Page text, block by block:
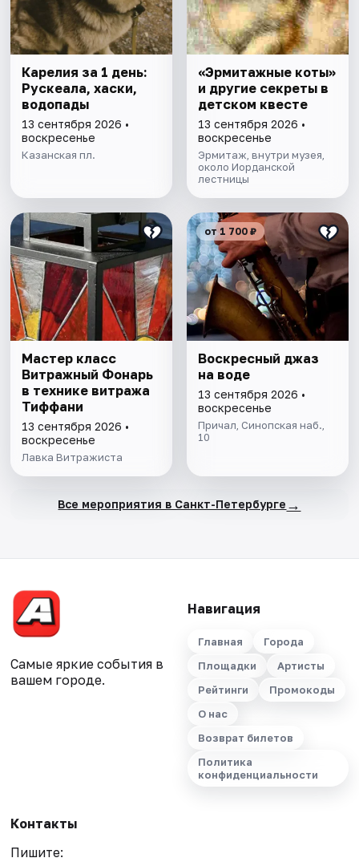
Карелия за 1 день:
Рускеала, хаски,
водопады
13 сентября 2026 •
воскресенье
Казанская пл.
«Эрмитажные коты»
и другие секреты в
детском квесте
13 сентября 2026 •
воскресенье
Эрмитаж, внутри музея,
около Иорданской
лестницы
Мастер класс
Витражный Фонарь
в технике витража
Тиффани
13 сентября 2026 •
воскресенье
Лавка Витражиста
от 1 700 ₽
Воскресный джаз
на воде
13 сентября 2026 •
воскресенье
Причал, Синопская наб.,
10
Все мероприятия в Санкт-Петербурге →
Самые яркие события в
вашем городе.
Навигация
Главная
Города
Площадки
Артисты
Рейтинги
Промокоды
О нас
Возврат билетов
Политика
конфиденциальности
Контакты
Пишите: